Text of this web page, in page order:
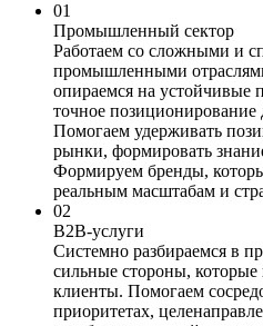
01
Промышленный сектор
Работаем со сложными и
промышленными
опираемся на устойчивые
точное позиционирование
Помогаем удерживать
рынки, формировать
Формируем бренды,
реальным масштабам и
02
B2B-услуги
Системно разбираемся в
сильные стороны,
клиенты. Помогаем
приоритетах,